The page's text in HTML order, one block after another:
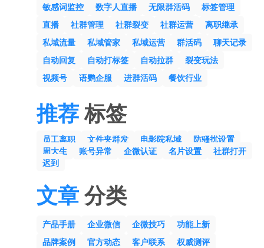
敏感词监控
数字人直播 无限群活码
标签管理
直播
社群管理 社群裂变 社群运营
离职继承
私域流量
私域管家 私域运营 群活码
聊天记录
自动回复
自动打标签 自动拉群
裂变玩法
视频号
语鹦企服 进群活码 餐饮行业
推荐标签
员工离职 文件夹群发 电影院私域
防骚扰设置
周大生
账号异常 企微认证 名片设置
社群打开
迟到
文章分类
产品手册 企业微信 企微技巧
功能上新
品牌案例
官方动态 客户联系
权威测评